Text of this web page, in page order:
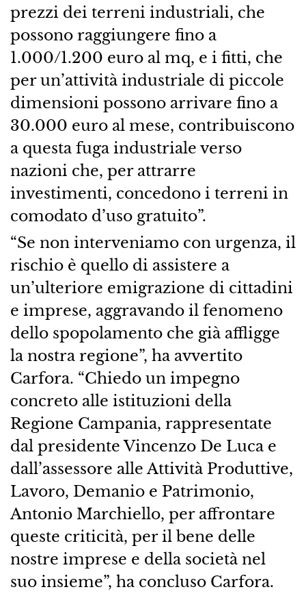
prezzi dei terreni industriali, che
possono raggiungere fino a
1.000/1.200 euro al mq, e i fitti, che
per un’attività industriale di piccole
dimensioni possono arrivare fino a
30.000 euro al mese, contribuiscono
a questa fuga industriale verso
nazioni che, per attrarre
investimenti, concedono i terreni in
comodato d’uso gratuito”.
“Se non interveniamo con urgenza, il
rischio è quello di assistere a
un’ulteriore emigrazione di cittadini
e imprese, aggravando il fenomeno
dello spopolamento che già affligge
la nostra regione”, ha avvertito
Carfora. “Chiedo un impegno
concreto alle istituzioni della
Regione Campania, rappresentate
dal presidente Vincenzo De Luca e
dall’assessore alle Attività Produttive,
Lavoro, Demanio e Patrimonio,
Antonio Marchiello, per affrontare
queste criticità, per il bene delle
nostre imprese e della società nel
suo insieme”, ha concluso Carfora.